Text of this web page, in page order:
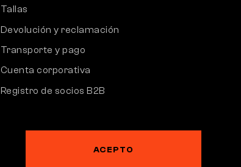
Tallas
Devolución y reclamación
Transporte y pago
Cuenta corporativa
Registro de socios B2B
ACEPTO